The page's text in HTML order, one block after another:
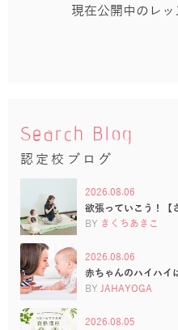
現在公開中のレッ
Search Blog
認定校ブログ
2026.08.06
欲張っていこう！【
BY きくちあきこ
2026.08.06
赤ちゃんのハイハイ
BY JAHAYOGA
2026.08.05